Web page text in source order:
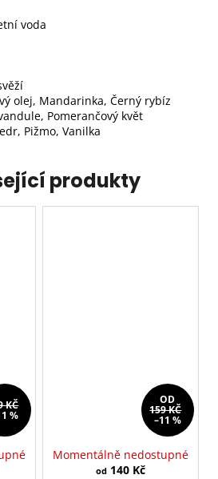
voda
olej, Mandarinka, Černý rybíz
Pomerančový květ
Pižmo, Vanilka
produkty
KČ
%
OD
159 KČ
–11 %
Momentálně nedostupné
od140 Kč